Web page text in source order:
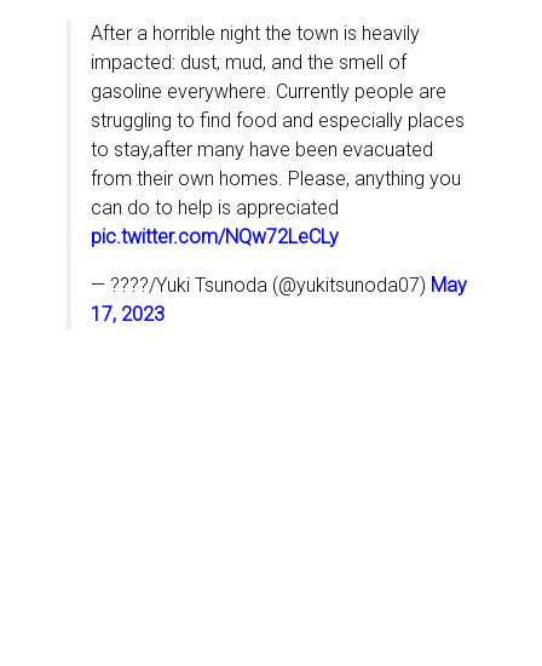
After a horrible night the town is heavily
impacted: dust, mud, and the smell of
gasoline everywhere. Currently people are
struggling to find food and especially places
to stay,after many have been evacuated
from their own homes. Please, anything you
can do to help is appreciated
pic.twitter.com/NQw72LeCLy
— ????/Yuki Tsunoda (@yukitsunoda07) May
17, 2023